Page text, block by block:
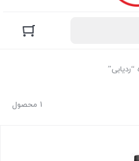
1 محصول